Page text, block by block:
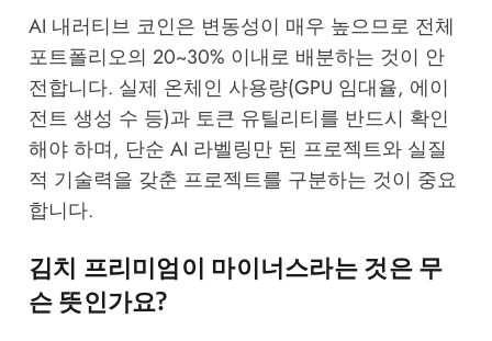
AI 내러티브 코인은 변동성이 매우 높으므로 전체
포트폴리오의 20~30% 이내로 배분하는 것이 안
전합니다. 실제 온체인 사용량(GPU 임대율, 에이
전트 생성 수 등)과 토큰 유틸리티를 반드시 확인
해야 하며, 단순 AI 라벨링만 된 프로젝트와 실질
적 기술력을 갖춘 프로젝트를 구분하는 것이 중요
합니다.
김치 프리미엄이 마이너스라는 것은 무
슨 뜻인가요?